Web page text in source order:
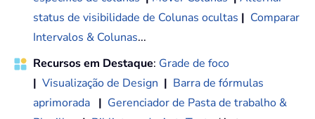
status de visibilidade de Colunas ocultas | Comparar
Intervalos & Colunas...
Recursos em Destaque: Grade de foco
| Visualização de Design | Barra de fórmulas
aprimorada | Gerenciador de Pasta de trabalho &